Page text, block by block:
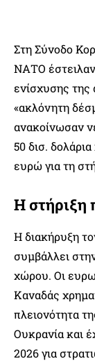
Στη Σύνοδο
ΝΑΤΟ
ενίσχυσης
«ακλόνητη
ανακοίνωσαν
50 δισ.
ευρώ για τη
Η στήριξη
Η διακήρυξη
συμβάλλει
χώρου. Οι
Καναδάς
πλειονότητα
Ουκρανία και
2026 για